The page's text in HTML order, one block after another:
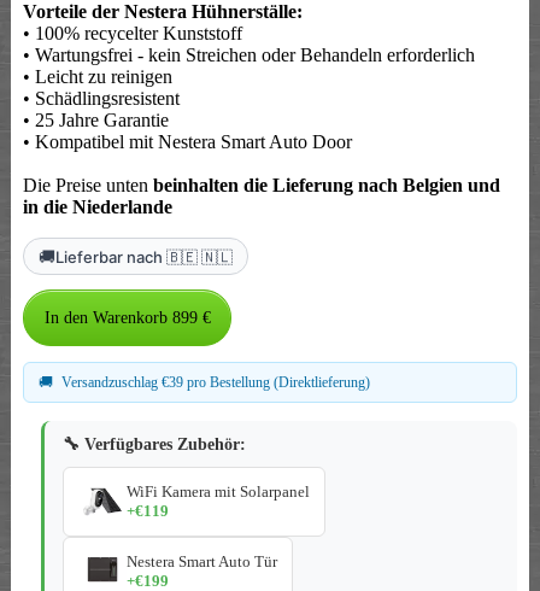
Vorteile der Nestera Hühnerställe:
• 100% recycelter Kunststoff
• Wartungsfrei - kein Streichen oder Behandeln erforderlich
• Leicht zu reinigen
• Schädlingsresistent
• 25 Jahre Garantie
• Kompatibel mit Nestera Smart Auto Door
Die Preise unten beinhalten die Lieferung nach Belgien und
in die Niederlande
🚚Lieferbar nach 🇧🇪 🇳🇱
🚚 Versandzuschlag €39 pro Bestellung (Direktlieferung)
🔧 Verfügbares Zubehör:
WiFi Kamera mit Solarpanel
+€119
Nestera Smart Auto Tür
+€199